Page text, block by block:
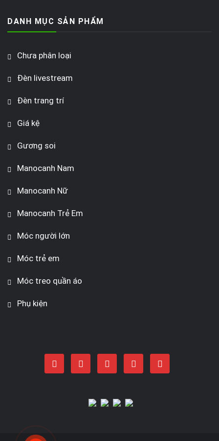
DANH MỤC SẢN PHẨM
Chưa phân loại
Đèn livestream
Đèn trang trí
Giá kệ
Gương soi
Manocanh Nam
Manocanh Nữ
Manocanh Trẻ Em
Móc người lớn
Móc trẻ em
Móc treo quần áo
Phụ kiện